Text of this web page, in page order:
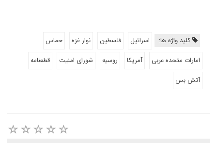
کلید واژه ها: اسرائیل فلسطین نوار غزه
حماس
امارات متحده عربی
آمریکا روسیه شورای امنیت
قطعنامه
آتش بس